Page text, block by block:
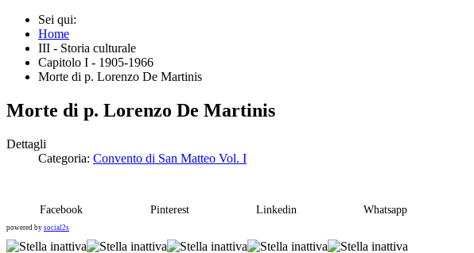
Sei qui:
Home
III - Storia culturale
Capitolo I - 1905-1966
Morte di p. Lorenzo De Martinis
Morte di p. Lorenzo De Martinis
Dettagli
Categoria: Convento di San Matteo Vol. I
Facebook Pinterest Linkedin Whatsapp
powered by social2s